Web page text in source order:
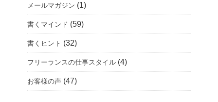
メールマガジン (1)
書くマインド (59)
書くヒント (32)
フリーランスの仕事スタイル (4)
お客様の声 (47)